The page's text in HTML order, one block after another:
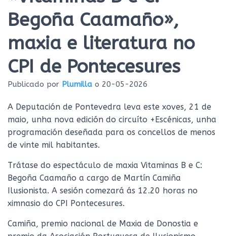
Begoña Caamaño»,
maxia e literatura no
CPI de Pontecesures
Publicado por Plumilla o 20-05-2026
A Deputación de Pontevedra leva este xoves, 21 de
maio, unha nova edición do circuíto +Escénicas, unha
programación deseñada para os concellos de menos
de vinte mil habitantes.
Trátase do espectáculo de maxia Vitaminas B e C:
Begoña Caamaño a cargo de Martín Camiña
Ilusionista. A sesión comezará ás 12.20 horas no
ximnasio do CPI Pontecesures.
Camiña, premio nacional de Maxia de Donostia e